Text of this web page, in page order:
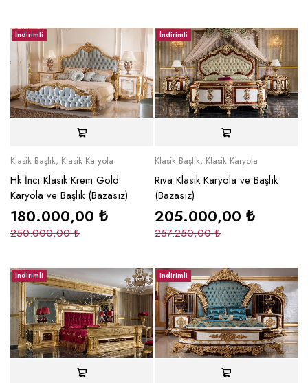
İndirimli
Klasik Başlık, Klasik Karyola
Hk İnci Klasik Krem Gold
Karyola ve Başlık (Bazasız)
250.000,00₺
180.000,00 ₺
İndirimli
Klasik Başlık, Klasik Karyola
Riva Klasik Karyola ve Başlık
(Bazasız)
257.250,00₺
205.000,00 ₺
İndirimli İndirimli